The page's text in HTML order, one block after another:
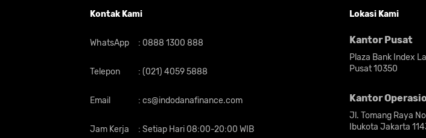
Kontak Kami
WhatsApp : 0888 1300 888
Telepon : (021) 4059 5888
Email : cs@indodanafinance.com
Jam Kerja : Setiap Hari 08:00-20:00 WIB
Lokasi Kami
Kantor Pusat
Plaza Bank Index
Pusat 10350
Kantor
Jl. Tomang Raya
Ibukota Jakarta